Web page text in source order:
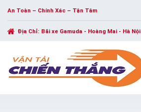
An Toàn – Chính Xác – Tận Tâm
Địa Chỉ: Bãi xe Gamuda - Hoàng Mai - Hà Nội